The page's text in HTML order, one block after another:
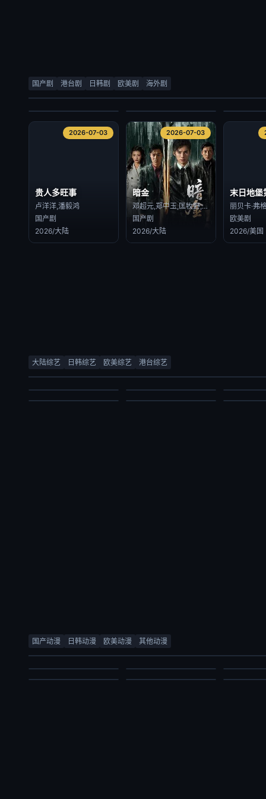
国产剧 港台剧 日韩剧 欧美剧 海外剧
日韩剧
2026/韩国
2026-07-03
海外剧
2026/泰国
2026-07-03
2026/泰国
贵人多旺事
卢洋洋,潘毅鸿
国产剧
2026/大陆
2026-07-03
暗金
邓超元,郑中玉,匡牧野,张腾,钟晨瑶,徐永革,赵晓明,张曦文,甄琪
国产剧
2026/大陆
2026-07-03
末日地堡
欧美剧
2026/美国
大陆综艺 日韩综艺 欧美综艺 港台综艺
综艺
2026/中国大陆
2026-07-03
综艺
2026/韩国
2026-07-03
2026/中国
周涛,袁咏仪,彭冠英,萧敬腾,方媛,阿如那,徐志胜,李雪琴,李嘉琦,王子奇,滕哲,徐若晗,陈鑫海,庾恩利,贺峻霖
大陆综艺
2026/大陆
徐章勋,李枖原,金曜汉
日韩综艺
2026/韩国
大陆综艺
2026/大陆
国产动漫 日韩动漫 欧美动漫 其他动漫
日韩动漫
2026/日本
2026-07-03
日韩动漫
2026/日本
2026-07-03
2026/日本
内详
国产动漫
2024/大陆
国产动漫
2021/大陆
国产动漫
2026/大陆